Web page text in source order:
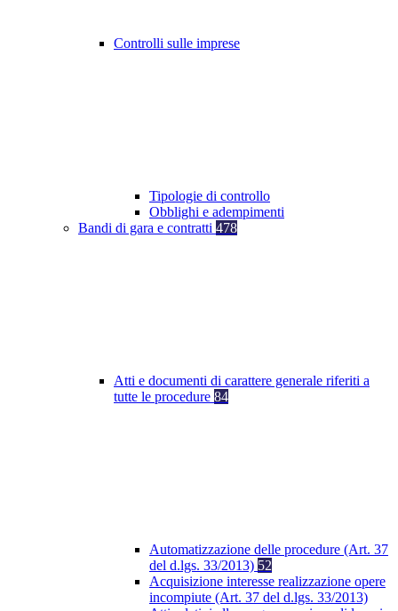
Controlli sulle imprese
Tipologie di controllo
Obblighi e adempimenti
Bandi di gara e contratti 478
Atti e documenti di carattere generale riferiti a
tutte le procedure 84
Automatizzazione delle procedure (Art. 37
del d.lgs. 33/2013) 52
Acquisizione interesse realizzazione opere
incompiute (Art. 37 del d.lgs. 33/2013)